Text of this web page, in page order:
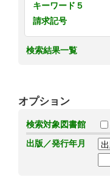
キーワード５
請求記号
検索結果一覧
オプション
検索対象図書館
出版／発行年月